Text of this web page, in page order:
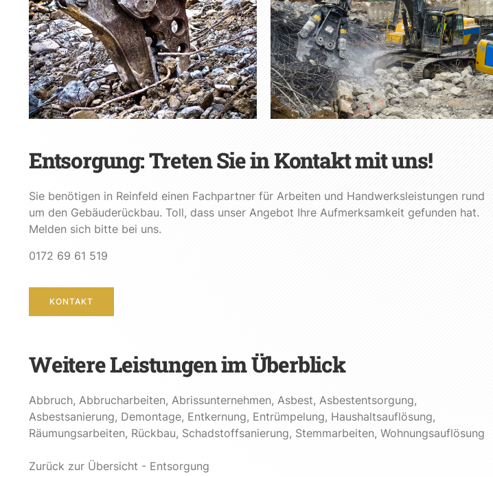
Entsorgung: Treten Sie in Kontakt mit uns!
Sie benötigen in Reinfeld einen Fachpartner für Arbeiten und Handwerksleistungen rund
um den Gebäuderückbau. Toll, dass unser Angebot Ihre Aufmerksamkeit gefunden hat.
Melden sich bitte bei uns.
0172 69 61 519
KONTAKT
Weitere Leistungen im Überblick
Abbruch, Abbrucharbeiten, Abrissunternehmen, Asbest, Asbestentsorgung,
Asbestsanierung, Demontage, Entkernung, Entrümpelung, Haushaltsauflösung,
Räumungsarbeiten, Rückbau, Schadstoffsanierung, Stemmarbeiten, Wohnungsauflösung
Zurück zur Übersicht - Entsorgung